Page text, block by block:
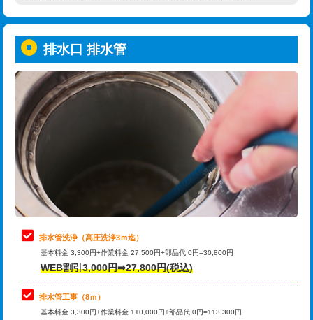
用（追加）/3ｍ超え)
給水管工事※（ライニング鋼管・銅
管・ポリ管・HT管使用/3ｍまで)
44,000円
給水管工事※（ライニング鋼管・銅
管・ポリ管・HT管使用/3ｍ超え)
+8,800円
排水管工事（土の掘削・埋め戻し作
業）
11,000円~
排水管工事（排水管工事/3ｍまで） 55,000円
排水管工事（追加 排水管工事/3ｍ超
え）
マス交換（土の掘削・埋め戻し作業）
マス交換（深さ50㎝未満）
トーラー機使用/3mまで
追加トーラー機使用/3m超え +3,300円
カメラ調査 33,000円
桝清掃 8,800円
止水・漏水調査・防水処理・清掃・修
理・調整・分解・加工など（軽作業）
11,000円
止水・漏水調査・防水処理・清掃・修
理・調整・分解・加工など（中作業）
22,000円
止水・漏水調査・防水処理・清掃・修
理・調整・分解・加工など（重作業）
33,000円
その他部品の脱着
排水口 排水管
排水管洗浄（高圧洗浄3ｍ迄）
基本料金 3,300円+作業料金 27,500円+部品代 0円=30,800円
WEB割引3,000円➡27,800円(税込)
排水管工事（8ｍ）
基本料金 3,300円+作業料金 110,000円+部品代 0円=113,300円